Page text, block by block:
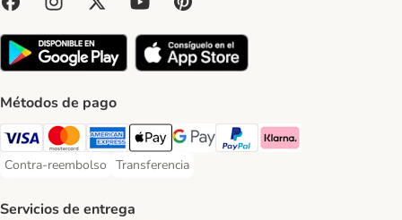
Métodos de pago
Visa Payment Method
Mastercard Payment Method
American Express Payment Method
Apple Pay Payment Method
Google Pay Payment Method
PayPal Payment Method
Klarna Payment Method
Contra-reembolso
Contra-reembolso Payment Method
Transferencia
Transferencia Payment Method
Servicios de entrega